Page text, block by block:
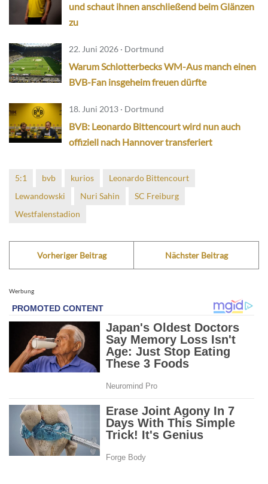
und schaut ihnen anschließend beim Glänzen
zu
22. Juni 2026 · Dortmund
Warum Schlotterbecks WM-Aus manch einen
BVB-Fan insgeheim freuen dürfte
18. Juni 2013 · Dortmund
BVB: Leonardo Bittencourt wird nun auch
offiziell nach Hannover transferiert
5:1 bvb kurios
Leonardo Bittencourt
Lewandowski
Nuri Sahin
SC Freiburg
Westfalenstadion
Vorheriger Beitrag Nächster Beitrag
Werbung